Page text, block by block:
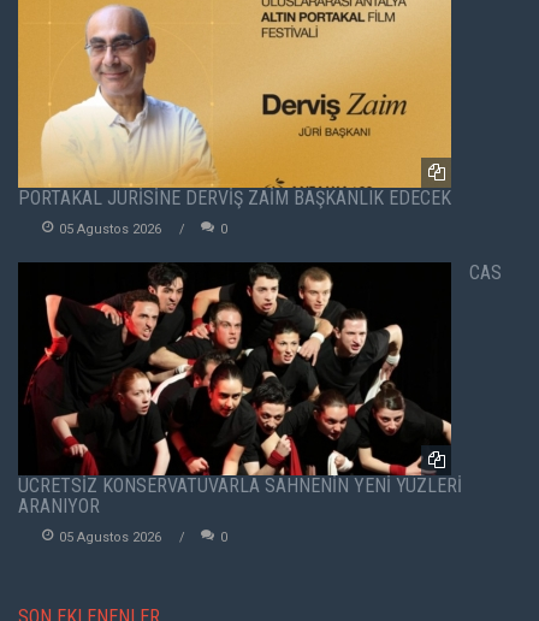
PORTAKAL JÜRİSİNE DERVİŞ ZAİM BAŞKANLIK EDECEK
05 Agustos 2026 0
CAS
ÜCRETSİZ KONSERVATUVARLA SAHNENİN YENİ YÜZLERİ
ARANIYOR
05 Agustos 2026 0
SON EKLENENLER